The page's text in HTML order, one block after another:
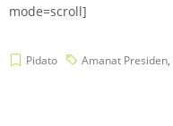
mode=scroll]
Pidato Amanat Presiden,